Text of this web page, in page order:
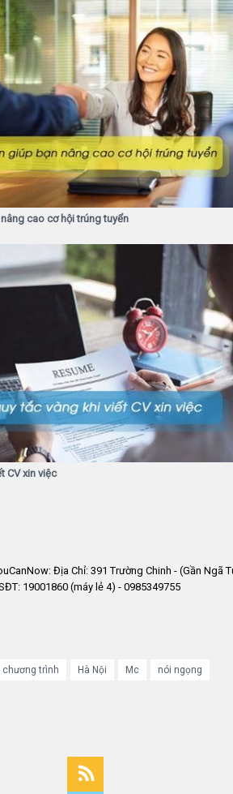
cao cơ hội trúng tuyển
CV xin việc
Địa Chỉ: 391 Trường Chinh - (Gần Ngã
19001860 (máy lẻ 4) - 0985349755
chương trình Hà Nội Mc nói ngọng